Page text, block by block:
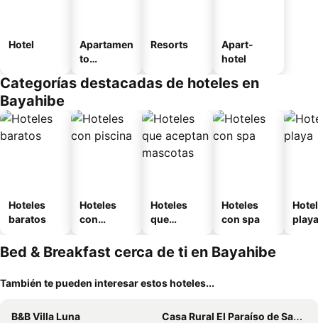
Hotel
Apartamen
to
o
Resorts
Apart-
hotel
Categorías destacadas de hoteles en
Bayahibe
Hoteles
baratos
Hoteles
con
Hoteles
que
mascotas
Hoteles
con spa
playa
Bed & Breakfast cerca de ti en Bayahibe
También te pueden interesar estos hoteles...
B&B Villa Luna
Casa Rural El Paraíso de Saona